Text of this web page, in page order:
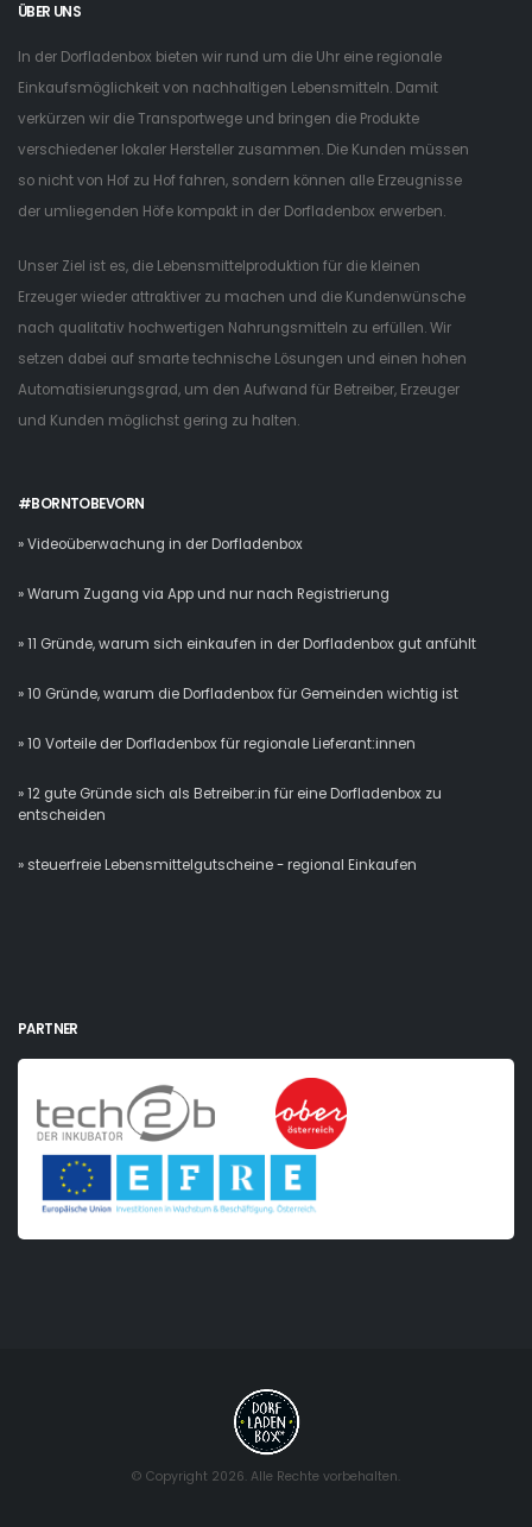
ÜBER UNS
In der Dorfladenbox bieten wir rund um die Uhr eine regionale
Einkaufsmöglichkeit von nachhaltigen Lebensmitteln. Damit
verkürzen wir die Transportwege und bringen die Produkte
verschiedener lokaler Hersteller zusammen. Die Kunden müssen
so nicht von Hof zu Hof fahren, sondern können alle Erzeugnisse
der umliegenden Höfe kompakt in der Dorfladenbox erwerben.
Unser Ziel ist es, die Lebensmittelproduktion für die kleinen
Erzeuger wieder attraktiver zu machen und die Kundenwünsche
nach qualitativ hochwertigen Nahrungsmitteln zu erfüllen. Wir
setzen dabei auf smarte technische Lösungen und einen hohen
Automatisierungsgrad, um den Aufwand für Betreiber, Erzeuger
und Kunden möglichst gering zu halten.
#BORNTOBEVORN
» Videoüberwachung in der Dorfladenbox
» Warum Zugang via App und nur nach Registrierung
» 11 Gründe, warum sich einkaufen in der Dorfladenbox gut anfühlt
» 10 Gründe, warum die Dorfladenbox für Gemeinden wichtig ist
» 10 Vorteile der Dorfladenbox für regionale Lieferant:innen
» 12 gute Gründe sich als Betreiber:in für eine Dorfladenbox zu
entscheiden
» steuerfreie Lebensmittelgutscheine - regional Einkaufen
PARTNER
© Copyright 2026. Alle Rechte vorbehalten.